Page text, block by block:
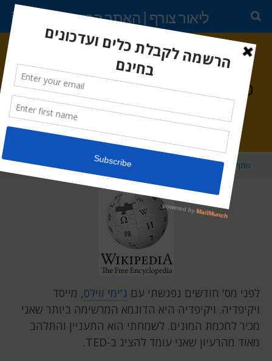
ליאור צורף | האתר הרשמי
ינואר 3, 2012 • אין תגובות
טיוטה ראשונה של ההרצאה – אתם
מוזמנים לערוך ולשפר
שתף נעץ דוא"ל
לפני מס' חודשים נפגשתי עם ג'ימי ווילס, מייסד
ויקיפדיה. ויקיפדיה היא הדוגמא המרשימה ביותר שאני
מכיר לחכמת המונים. לשמחתי הוא התעניין והתלהב
מאוד מהרעיון שאני עומד להציג ב-TED.